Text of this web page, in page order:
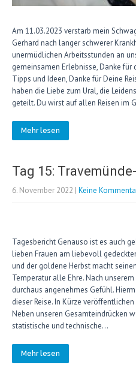
Am 11.03.2023 verstarb mein
Gerhard nach langer schwerer
unermüdlichen Arbeitsstunden an
gemeinsamen Erlebnisse, Danke
Tipps und Ideen, Danke für Deine
haben die Liebe zum Ural, die
geteilt. Du wirst auf allen Reisen im
Mehr lesen
Tag 15:
6. November 2022 | Keine
Tagesbericht Genauso ist es auch
lieben Frauen am liebevoll
und der goldene Herbst macht
Temperatur alle Ehre. Nach
durchaus angenehmes Gefühl.
dieser Reise. In Kürze
Neben unseren Gesamteindrücken
statistische und technische…
Mehr lesen